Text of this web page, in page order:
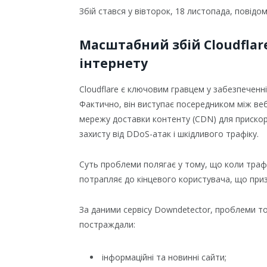
Збій стався у вівторок, 18 листопада,
Масштабний збій
інтернету
Cloudflare є ключовим гравцем у
Фактично, він виступає посередником між
мережу доставки контенту (CDN) для
захисту від DDoS-атак і шкідливого трафіку.
Суть проблеми полягає у тому, що коли
потрапляє до кінцевого користувача, що
За даними сервісу Downdetector, проблеми
постраждали:
інформаційні та новинні сайти;